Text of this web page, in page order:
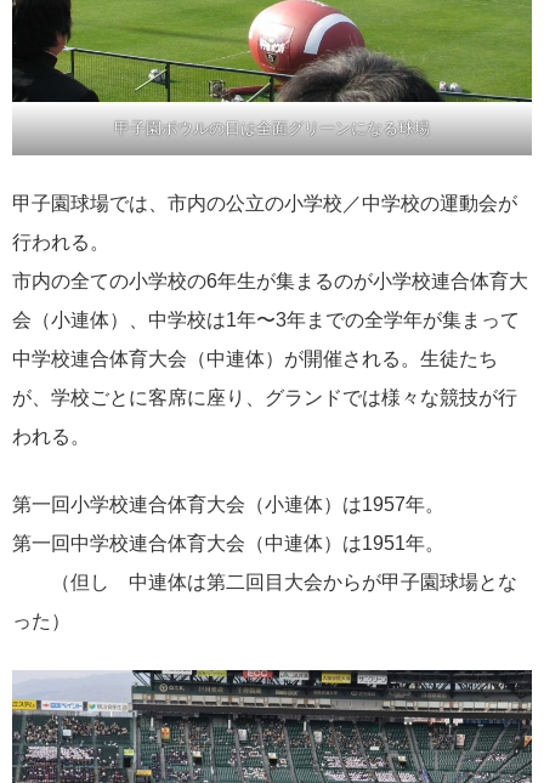
甲子園ボウルの日は全面グリーンになる球場
甲子園球場では、市内の公立の小学校／中学校の運動会が
行われる。
市内の全ての小学校の6年生が集まるのが小学校連合体育大
会（小連体）、中学校は1年〜3年までの全学年が集まって
中学校連合体育大会（中連体）が開催される。生徒たち
が、学校ごとに客席に座り、グランドでは様々な競技が行
われる。
第一回小学校連合体育大会（小連体）は1957年。
第一回中学校連合体育大会（中連体）は1951年。
（但し 中連体は第二回目大会からが甲子園球場とな
った）